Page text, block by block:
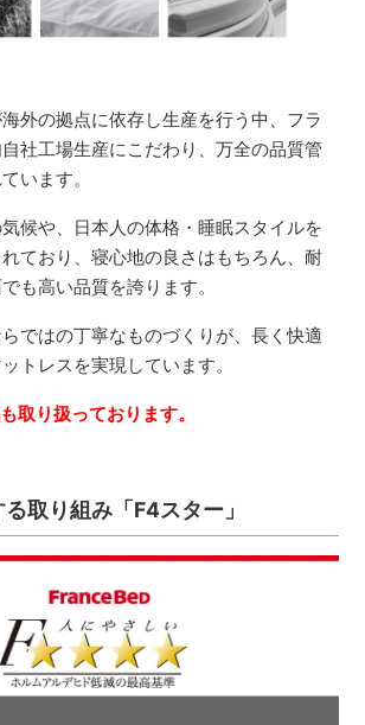
外の拠点に依存し生産を行う中、フラ
社工場生産にこだわり、万全の品質管
います。
候や、日本人の体格・睡眠スタイルを
ており、寝心地の良さはもちろん、耐
も高い品質を誇ります。
ではの丁寧なものづくりが、長く快適
トレスを実現しています。
取り扱っております。
取り組み「F4スター」